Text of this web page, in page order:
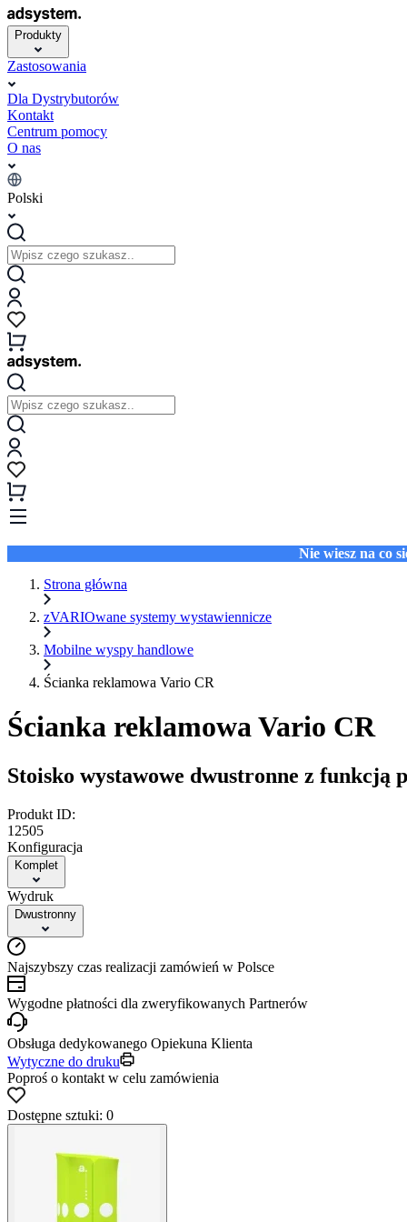
Produkty
Zastosowania
Dla Dystrybutorów
Kontakt
Centrum pomocy
O nas
Polski
Nie wiesz na co
Strona główna
zVARIOwane systemy wystawiennicze
Mobilne wyspy handlowe
Ścianka reklamowa Vario CR
Ścianka reklamowa Vario CR
Stoisko wystawowe dwustronne z funkcją
Produkt ID:
12505
Konfiguracja
Komplet
Wydruk
Dwustronny
Najszybszy czas realizacji zamówień w Polsce
Wygodne płatności dla zweryfikowanych Partnerów
Obsługa dedykowanego Opiekuna Klienta
Wytyczne do druku
Poproś o kontakt w celu zamówienia
Dostępne sztuki: 0